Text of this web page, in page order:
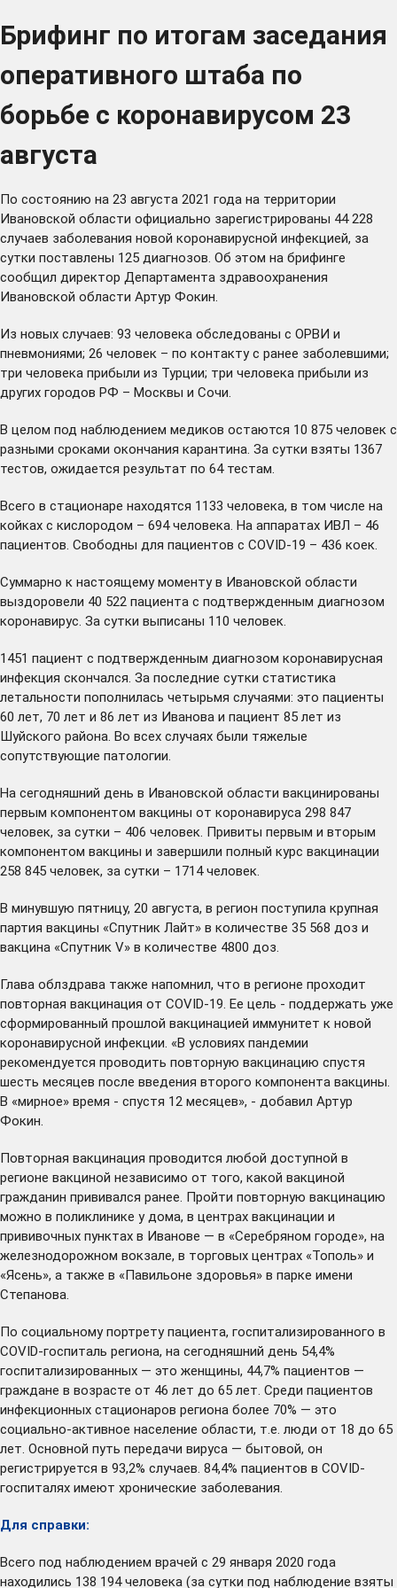
Брифинг по итогам заседания
оперативного штаба по
борьбе с коронавирусом 23
августа
По состоянию на 23 августа 2021 года на территории
Ивановской области официально зарегистрированы 44 228
случаев заболевания новой коронавирусной инфекцией, за
сутки поставлены 125 диагнозов. Об этом на брифинге
сообщил директор Департамента здравоохранения
Ивановской области Артур Фокин.
Из новых случаев: 93 человека обследованы с ОРВИ и
пневмониями; 26 человек – по контакту с ранее заболевшими;
три человека прибыли из Турции; три человека прибыли из
других городов РФ – Москвы и Сочи.
В целом под наблюдением медиков остаются 10 875 человек с
разными сроками окончания карантина. За сутки взяты 1367
тестов, ожидается результат по 64 тестам.
Всего в стационаре находятся 1133 человека, в том числе на
койках с кислородом – 694 человека. На аппаратах ИВЛ – 46
пациентов. Свободны для пациентов с COVID-19 – 436 коек.
Суммарно к настоящему моменту в Ивановской области
выздоровели 40 522 пациента с подтвержденным диагнозом
коронавирус. За сутки выписаны 110 человек.
1451 пациент с подтвержденным диагнозом коронавирусная
инфекция скончался. За последние сутки статистика
летальности пополнилась четырьмя случаями: это пациенты
60 лет, 70 лет и 86 лет из Иванова и пациент 85 лет из
Шуйского района. Во всех случаях были тяжелые
сопутствующие патологии.
На сегодняшний день в Ивановской области вакцинированы
первым компонентом вакцины от коронавируса 298 847
человек, за сутки – 406 человек. Привиты первым и вторым
компонентом вакцины и завершили полный курс вакцинации
258 845 человек, за сутки – 1714 человек.
В минувшую пятницу, 20 августа, в регион поступила крупная
партия вакцины «Спутник Лайт» в количестве 35 568 доз и
вакцина «Спутник V» в количестве 4800 доз.
Глава облздрава также напомнил, что в регионе проходит
повторная вакцинация от COVID-19. Ее цель - поддержать уже
сформированный прошлой вакцинацией иммунитет к новой
коронавирусной инфекции. «В условиях пандемии
рекомендуется проводить повторную вакцинацию спустя
шесть месяцев после введения второго компонента вакцины.
В «мирное» время - спустя 12 месяцев», - добавил Артур
Фокин.
Повторная вакцинация проводится любой доступной в
регионе вакциной независимо от того, какой вакциной
гражданин прививался ранее. Пройти повторную вакцинацию
можно в поликлинике у дома, в центрах вакцинации и
прививочных пунктах в Иванове — в «Серебряном городе», на
железнодорожном вокзале, в торговых центрах «Тополь» и
«Ясень», а также в «Павильоне здоровья» в парке имени
Степанова.
По социальному портрету пациента, госпитализированного в
COVID-госпиталь региона, на сегодняшний день 54,4%
госпитализированных — это женщины, 44,7% пациентов —
граждане в возрасте от 46 лет до 65 лет. Среди пациентов
инфекционных стационаров региона более 70% — это
социально-активное население области, т.е. люди от 18 до 65
лет. Основной путь передачи вируса — бытовой, он
регистрируется в 93,2% случаев. 84,4% пациентов в COVID-
госпиталях имеют хронические заболевания.
Для справки:
Всего под наблюдением врачей с 29 января 2020 года
находились 138 194 человека (за сутки под наблюдение взяты